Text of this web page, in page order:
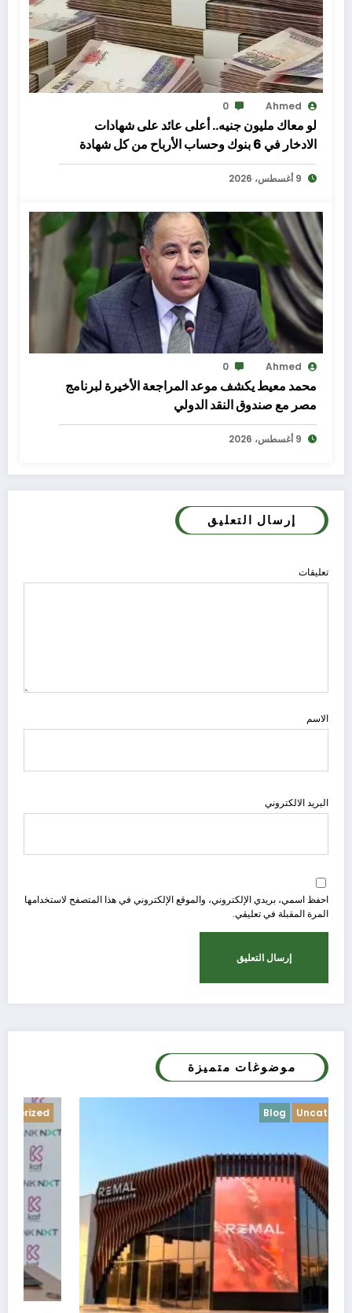
Ahmed
0
لو معاك مليون جنيه.. أعلى عائد على شهادات
الادخار في 6 بنوك وحساب الأرباح من كل شهادة
9 أغسطس، 2026
Ahmed
0
محمد معيط يكشف موعد المراجعة الأخيرة لبرنامج
مصر مع صندوق النقد الدولي
9 أغسطس، 2026
إرسال التعليق
تعليقات
الاسم
البريد الالكتروني
احفظ اسمي، بريدي الإلكتروني، والموقع الإلكتروني في هذا المتصفح لاستخدامها
المرة المقبلة في تعليقي.
موضوغات متميزة
Uncategorized